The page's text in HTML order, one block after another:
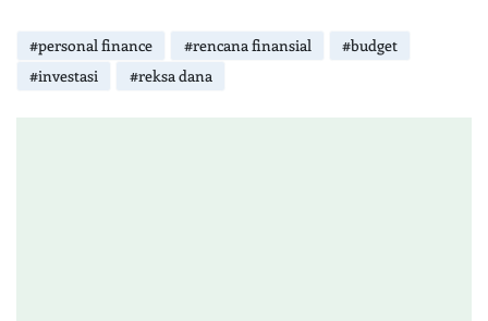
#personal finance #rencana finansial
#budget
#investasi
#reksa dana